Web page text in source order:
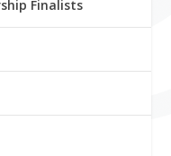
Finalists